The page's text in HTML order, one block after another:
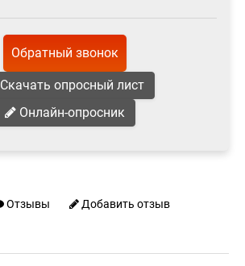
Обратный звонок
Скачать опросный лист
Онлайн-опросник
Отзывы Добавить отзыв